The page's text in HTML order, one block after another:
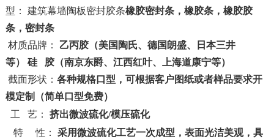
型： 建筑幕墙陶板密封胶条橡胶密封条，橡胶条，橡胶胶
条，密封条
材质品牌：
乙丙胶（美国陶氏、德国朗盛、日本三井
等） 硅
胶（南京东爵、江西红叶、上海道康宁等）
截面形状： 各种规格口型，可根据客户图纸或者样品要求开
模定制（简单口型免费）
工 艺：
挤出微波硫化/模压硫化
特
性：
采用微波硫化工艺一次成型，表面光洁美观，具